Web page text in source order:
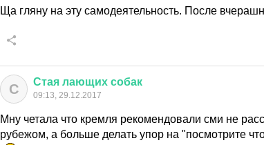
Ща гляну на эту самодеятельность. После
С Стая лающих собак
09:13, 29.12.2017
Мну четала что кремля рекомендовали сми не
рубежом, а больше делать упор на "посмотрите